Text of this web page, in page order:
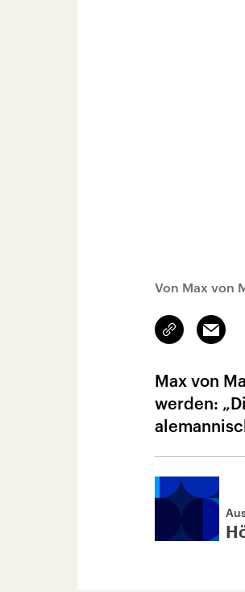
Von Max von
Link
kopieren/teilen
Email
Max von
werden: